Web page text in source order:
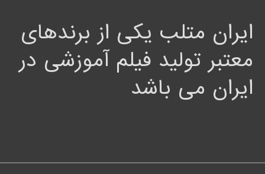
ایران متلب یکی از برندهای
معتبر تولید فیلم آموزشی در
ایران می باشد